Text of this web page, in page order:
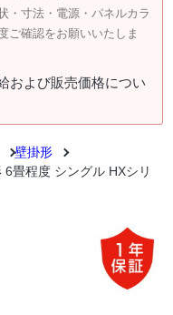
・寸法・電源・パネルカラ
ご確認をお願いいたしま
および販売価格につい
壁掛形
畳程度 シングル HXシリ